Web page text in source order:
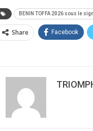
BENIN TOFFA 2026 sous le
Share Facebook